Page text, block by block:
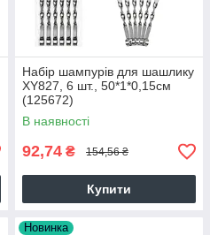
Набір шампурів для шашлику
XY827, 6 шт., 50*1*0,15см
(125672)
В наявності
92,74 ₴ 154,56 ₴
Купити
Новинка